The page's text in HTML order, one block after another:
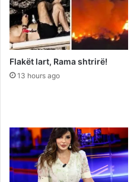
Flakët lart, Rama shtrirë!
13 hours ago